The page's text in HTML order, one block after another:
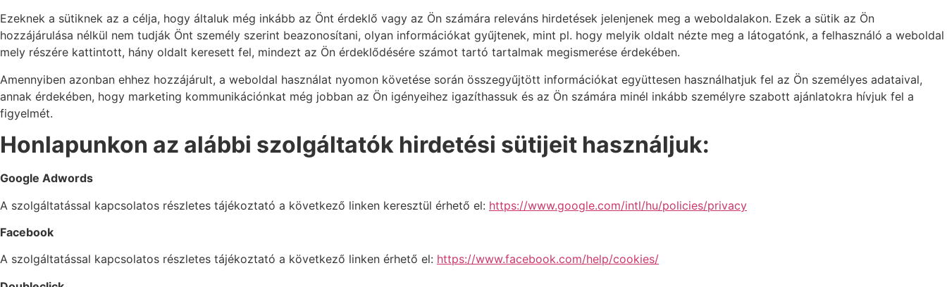
Ezeknek a sütiknek az a célja, hogy általuk még inkább az Önt érdeklő vagy az Ön számára releváns hirdetések jelenjenek meg a weboldalakon. Ezek a sütik az Ön
hozzájárulása nélkül nem tudják Önt személy szerint beazonosítani, olyan információkat gyűjtenek, mint pl. hogy melyik oldalt nézte meg a látogatónk, a felhasználó a weboldal
mely részére kattintott, hány oldalt keresett fel, mindezt az Ön érdeklődésére számot tartó tartalmak megismerése érdekében.
Amennyiben azonban ehhez hozzájárult, a weboldal használat nyomon követése során összegyűjtött információkat együttesen használhatjuk fel az Ön személyes adataival,
annak érdekében, hogy marketing kommunikációnkat még jobban az Ön igényeihez igazíthassuk és az Ön számára minél inkább személyre szabott ajánlatokra hívjuk fel a
figyelmét.
Honlapunkon az alábbi szolgáltatók hirdetési sütijeit használjuk:
Google Adwords
A szolgáltatással kapcsolatos részletes tájékoztató a következő linken keresztül érhető el: https://www.google.com/intl/hu/policies/privacy
Facebook
A szolgáltatással kapcsolatos részletes tájékoztató a következő linken érhető el: https://www.facebook.com/help/cookies/